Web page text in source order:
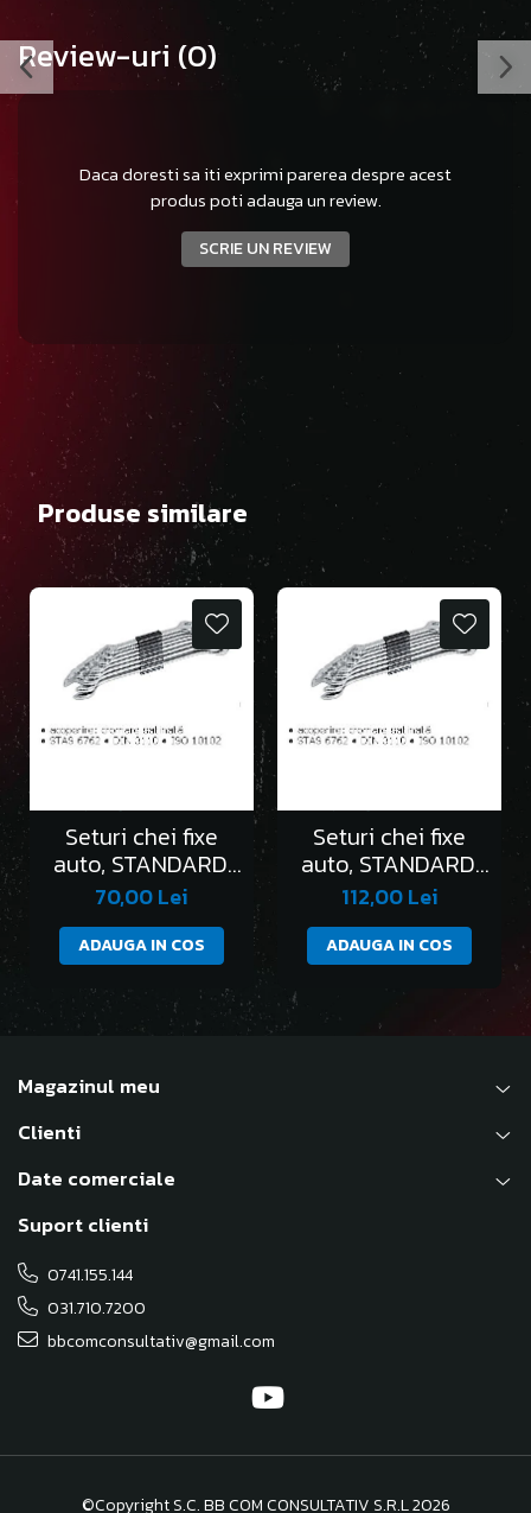
Review-uri (0)
Daca doresti sa iti exprimi parerea despre acest
produs poti adauga un review.
SCRIE UN REVIEW
Produse similare
Seturi chei fixe
auto, STANDARD,
în clemă/6 bucati
70,00 Lei
ADAUGA IN COS
Seturi chei fixe
auto, STANDARD,
în clemă/8 bucati
112,00 Lei
ADAUGA IN COS
Magazinul meu
Clienti
Date comerciale
Suport clienti
0741.155.144
031.710.7200
bbcomconsultativ@gmail.com
©Copyright S.C. BB COM CONSULTATIV S.R.L 2026